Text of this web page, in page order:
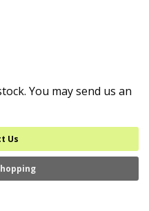
You may send us an
Us